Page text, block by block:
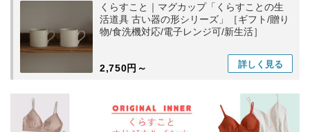
くらすこと｜マグカップ「くらすことの生
活道具 古い器の形シリーズ」［ギフト/贈り
物/食洗機対応/電子レンジ可/新生活］
2,750円～ 詳しく 見る